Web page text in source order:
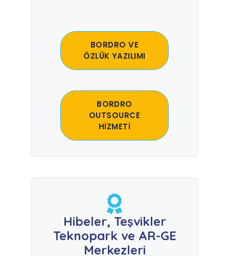
BORDRO VE
ÖZLÜK YAZILIMI
BORDRO
OUTSOURCE
HİZMETİ
Hibeler, Teşvikler
Teknopark ve AR-GE
Merkezleri